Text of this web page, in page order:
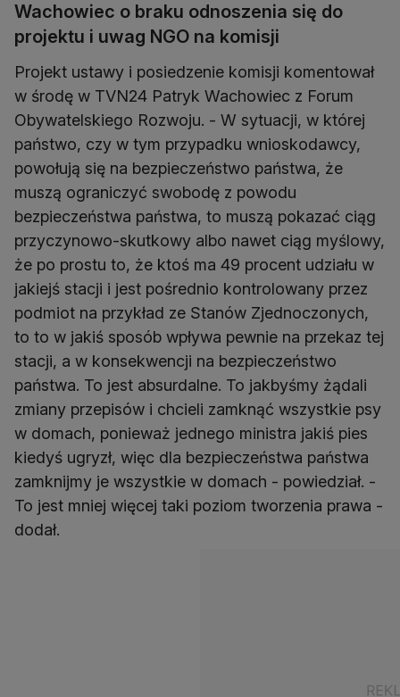
Wachowiec o braku odnoszenia się do
projektu i uwag NGO na komisji
Projekt ustawy i posiedzenie komisji komentował
w środę w TVN24 Patryk Wachowiec z Forum
Obywatelskiego Rozwoju. - W sytuacji, w której
państwo, czy w tym przypadku wnioskodawcy,
powołują się na bezpieczeństwo państwa, że
muszą ograniczyć swobodę z powodu
bezpieczeństwa państwa, to muszą pokazać ciąg
przyczynowo-skutkowy albo nawet ciąg myślowy,
że po prostu to, że ktoś ma 49 procent udziału w
jakiejś stacji i jest pośrednio kontrolowany przez
podmiot na przykład ze Stanów Zjednoczonych,
to to w jakiś sposób wpływa pewnie na przekaz tej
stacji, a w konsekwencji na bezpieczeństwo
państwa. To jest absurdalne. To jakbyśmy żądali
zmiany przepisów i chcieli zamknąć wszystkie psy
w domach, ponieważ jednego ministra jakiś pies
kiedyś ugryzł, więc dla bezpieczeństwa państwa
zamknijmy je wszystkie w domach - powiedział. -
To jest mniej więcej taki poziom tworzenia prawa -
dodał.